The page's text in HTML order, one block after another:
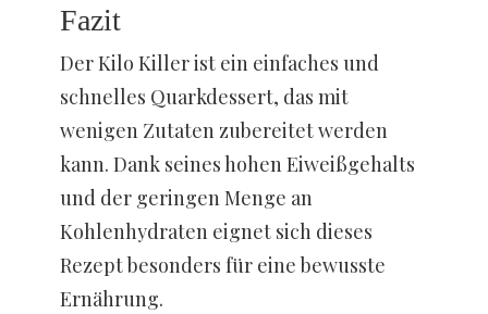
Fazit
Der Kilo Killer ist ein einfaches und
schnelles Quarkdessert, das mit
wenigen Zutaten zubereitet werden
kann. Dank seines hohen Eiweißgehalts
und der geringen Menge an
Kohlenhydraten eignet sich dieses
Rezept besonders für eine bewusste
Ernährung.